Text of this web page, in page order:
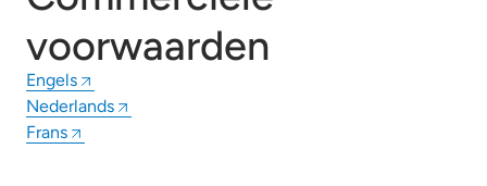
voorwaarden
Engels
Nederlands
Frans